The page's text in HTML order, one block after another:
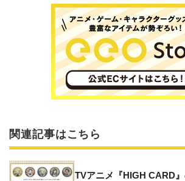
関連記事はこちら
TVアニメ『HIGH CARD